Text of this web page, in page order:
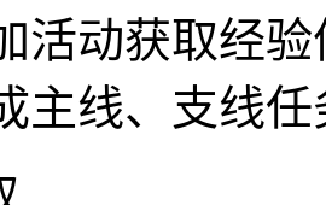
活动获取经
主线、支线